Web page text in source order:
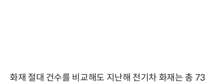
화재 절대 건수를 비교해도 지난해 전기차 화재는 총 73